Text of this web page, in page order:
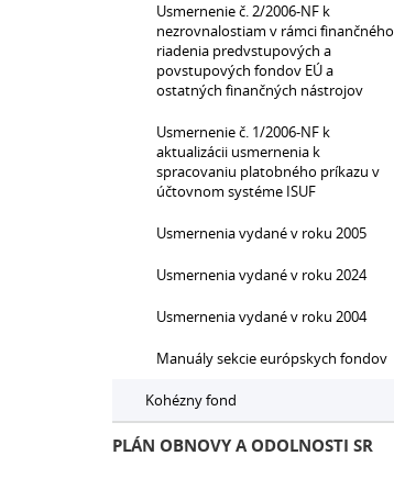
Usmernenie č. 2/2006-NF k
nezrovnalostiam v rámci finančného
riadenia predvstupových a
povstupových fondov EÚ a
ostatných finančných nástrojov
Usmernenie č. 1/2006-NF k
aktualizácii usmernenia k
spracovaniu platobného príkazu v
účtovnom systéme ISUF
Usmernenia vydané v roku 2005
Usmernenia vydané v roku 2024
Usmernenia vydané v roku 2004
Manuály sekcie európskych fondov
Kohézny fond
PLÁN OBNOVY A ODOLNOSTI SR